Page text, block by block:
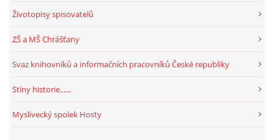
Životopisy spisovatelů
ZŠ a MŠ Chrášťany
Svaz knihovníků a informačních pracovníků České republiky
Stíny historie......
Myslivecký spolek Hosty